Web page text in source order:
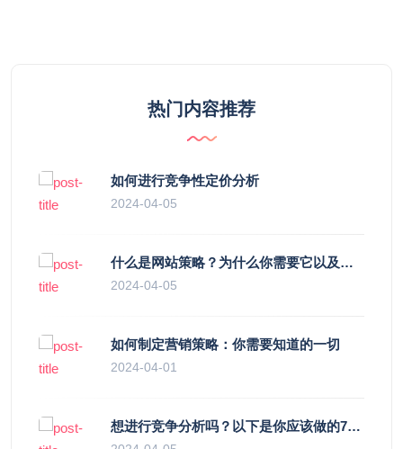
热门内容推荐
如何进行竞争性定价分析
2024-04-05
什么是网站策略？为什么你需要它以及你如何做到
2024-04-05
如何制定营销策略：你需要知道的一切
2024-04-01
想进行竞争分析吗？以下是你应该做的7个理由